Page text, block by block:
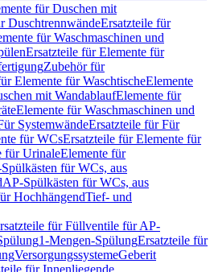
für Duschen mit
DuschtrennwändeErsatzteile für
für Waschmaschinen und
Ersatzteile für Elemente für
Zubehör für
Elemente für WaschtischeElemente
mit WandablaufElemente für
Elemente für Waschmaschinen und
SystemwändeErsatzteile für Für
für WCsErsatzteile für Elemente für
für UrinaleElemente für
für WCs, aus
AP-Spülkästen für WCs, aus
HochhängendTief- und
für Füllventile für AP-
1-Mengen-SpülungErsatzteile für
VersorgungssystemeGeberit
für Innenliegende